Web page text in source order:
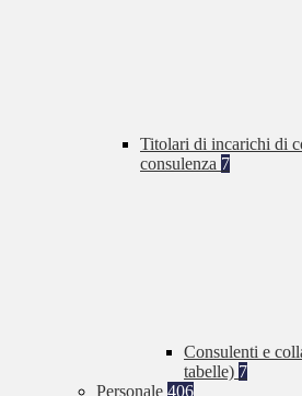
Titolari di incarichi di
consulenza 7
Consulenti e
tabelle) 7
Personale 406